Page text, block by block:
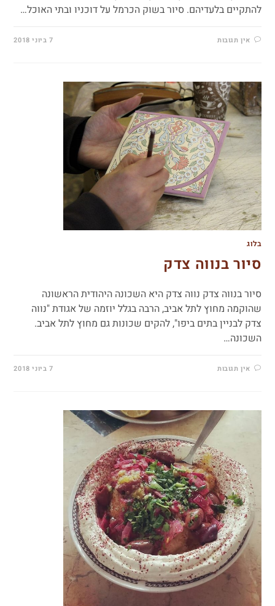
להתקיים בלעדיהם. סיור בשוק הכרמל על דוכניו ובתי האוכל…
אין תגובות 7 ביוני 2018
בלוג
סיור בנווה צדק
סיור בנווה צדק נווה צדק היא השכונה היהודית הראשונה
שהוקמה מחוץ לתל אביב, הרבה בגלל יוזמה של אגודת "נווה
צדק לבניין בתים ביפו", להקים שכונות גם מחוץ לתל אביב.
השכונה…
אין תגובות 7 ביוני 2018